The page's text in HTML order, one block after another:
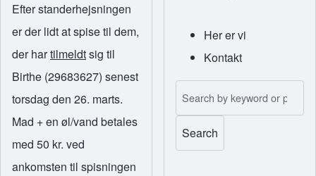
Efter standerhejsningen
er der lidt at spise til dem,
der hartilmeldtsig til
Birthe (29683627) senest
torsdag den 26. marts.
Mad + en øl/vand betales
med 50 kr. ved
ankomsten til spisningen
Her er vi
Kontakt
Search